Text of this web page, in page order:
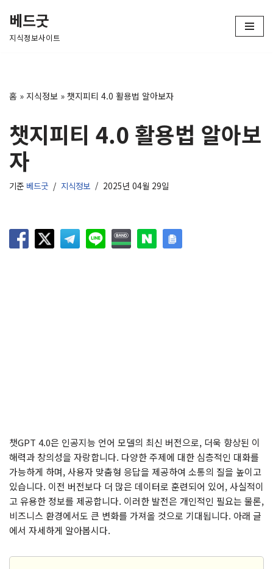
콘
건
기
베드굿
지식정보사이트
홈 » 지식정보 » 챗지피티 4.0 활용법 알아보자
챗지피티 4.0 활용법 알아보
자
기준 베드굿 지식정보 2025년 04월 29일
챗GPT 4.0은 인공지능 언어 모델의 최신 버전으로, 더욱 향상된 이
해력과 창의성을 자랑합니다. 다양한 주제에 대한 심층적인 대화를
가능하게 하며, 사용자 맞춤형 응답을 제공하여 소통의 질을 높이고
있습니다. 이전 버전보다 더 많은 데이터로 훈련되어 있어, 사실적이
고 유용한 정보를 제공합니다. 이러한 발전은 개인적인 필요는 물론,
비즈니스 환경에서도 큰 변화를 가져올 것으로 기대됩니다. 아래 글
에서 자세하게 알아봅시다.